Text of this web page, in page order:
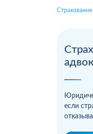
Страхование
если